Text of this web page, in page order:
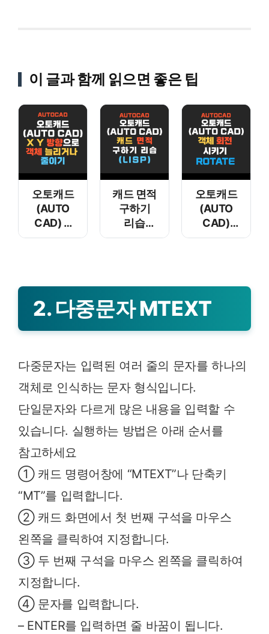
이 글과 함께 읽으면 좋은 팁
오토캐드
(AUTO
CAD) X
Y방향으로
캐드 면적
구하기
리습
(LISP)
오토캐드
(AUTO
CAD)
객체 회전
2. 다중문자 MTEXT
다중문자는 입력된 여러 줄의 문자를 하나의
객체로 인식하는 문자 형식입니다.
단일문자와 다르게 많은 내용을 입력할 수
있습니다. 실행하는 방법은 아래 순서를
참고하세요
① 캐드 명령어창에 “MTEXT”나 단축키
“MT”를 입력합니다.
② 캐드 화면에서 첫 번째 구석을 마우스
왼쪽을 클릭하여 지정합니다.
③ 두 번째 구석을 마우스 왼쪽을 클릭하여
지정합니다.
④ 문자를 입력합니다.
– ENTER를 입력하면 줄 바꿈이 됩니다.